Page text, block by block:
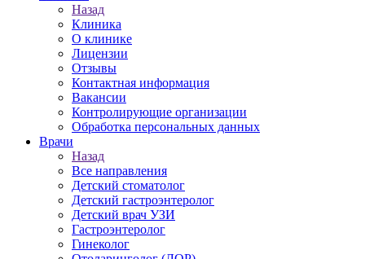
Назад
Клиника
О клинике
Лицензии
Отзывы
Контактная информация
Вакансии
Контролирующие организации
Обработка персональных данных
Врачи
Назад
Все направления
Детский стоматолог
Детский гастроэнтеролог
Детский врач УЗИ
Гастроэнтеролог
Гинеколог